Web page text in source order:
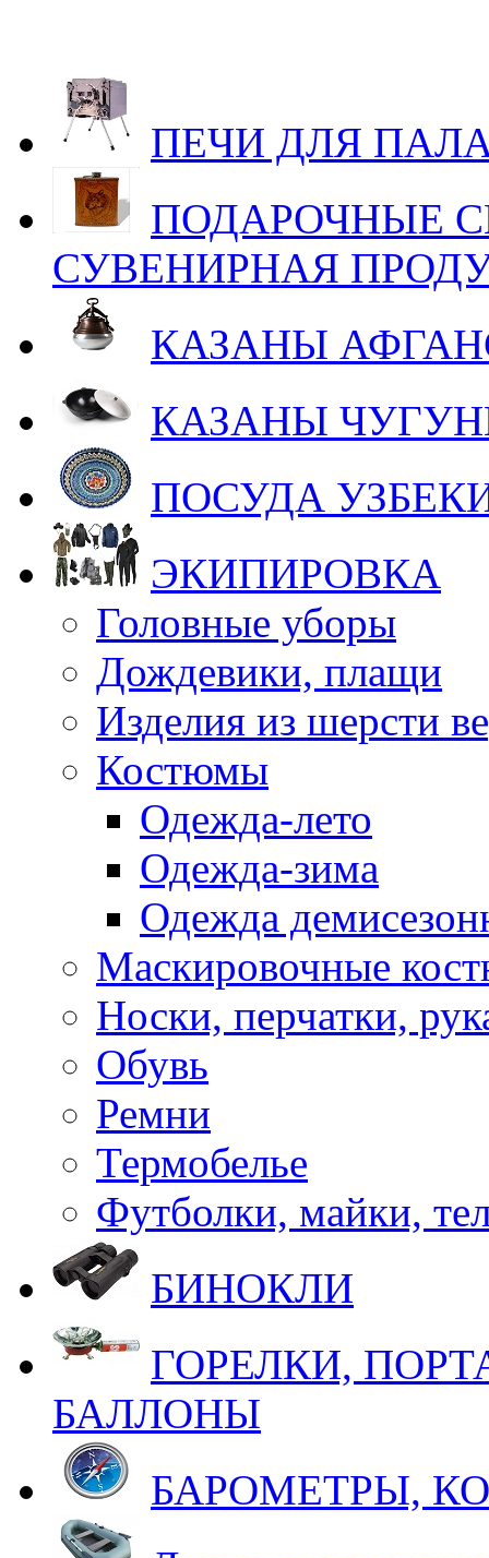
ПЕЧИ ДЛЯ
ПОДАРОЧНЫЕ
СУВЕНИРНАЯ
КАЗАНЫ
КАЗАНЫ
ПОСУДА
ЭКИПИРОВКА
Головные уборы
Дождевики, плащи
Изделия из шерсти
Костюмы
Одежда-лето
Одежда-зима
Одежда
Маскировочные
Носки, перчатки,
Обувь
Ремни
Термобелье
Футболки, майки,
БИНОКЛИ
ГОРЕЛКИ,
БАЛЛОНЫ
БАРОМЕТРЫ,